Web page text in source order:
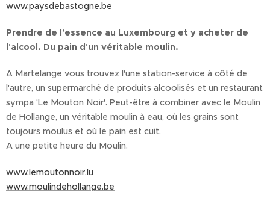
www.paysdebastogne.be
Prendre de l'essence au Luxembourg et y acheter de
l'alcool. Du pain d'un véritable moulin.
A Martelange vous trouvez l'une station-service à côté de
l'autre, un supermarché de produits alcoolisés et un restaurant
sympa 'Le Mouton Noir'. Peut-être à combiner avec le Moulin
de Hollange, un véritable moulin à eau, où les grains sont
toujours moulus et où le pain est cuit.
A une petite heure du Moulin.
www.lemoutonnoir.lu
www.moulindehollange.be